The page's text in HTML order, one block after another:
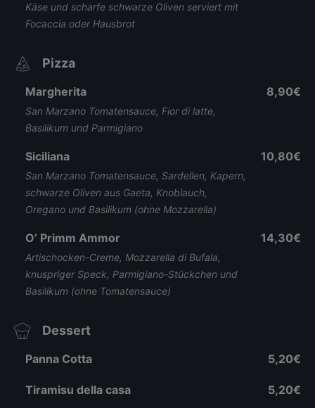
Käse und scharfe schwarze Oliven serviert mit
Focaccia oder Hausbrot
Pizza
Margherita
San Marzano Tomatensauce, Fior di latte,
Basilikum und Parmigiano
8,90€
Siciliana
San Marzano Tomatensauce, Sardellen, Kapern,
schwarze Oliven aus Gaeta, Knoblauch,
Oregano und Basilikum (ohne Mozzarella)
10,80€
O’ Primm Ammor
Artischocken-Creme, Mozzarella di Bufala,
knuspriger Speck, Parmigiano-Stückchen und
Basilikum (ohne Tomatensauce)
14,30€
Dessert
Panna Cotta 5,20€
Tiramisu della casa 5,20€